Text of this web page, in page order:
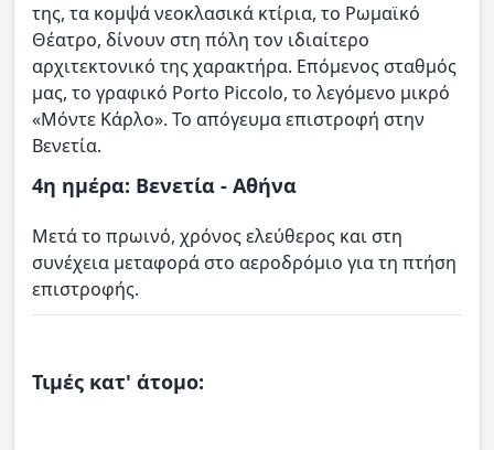
της, τα κομψά νεοκλασικά κτίρια, το Ρωμαϊκό
Θέατρο, δίνουν στη πόλη τον ιδιαίτερο
αρχιτεκτονικό της χαρακτήρα. Επόμενος σταθμός
μας, το γραφικό Porto Piccolo, το λεγόμενο μικρό
«Μόντε Κάρλο». Το απόγευμα επιστροφή στην
Βενετία.
4η ημέρα: Βενετία - Αθήνα
Μετά το πρωινό, χρόνος ελεύθερος και στη
συνέχεια μεταφορά στο αεροδρόμιο για τη πτήση
επιστροφής.
Τιμές κατ' άτομο: